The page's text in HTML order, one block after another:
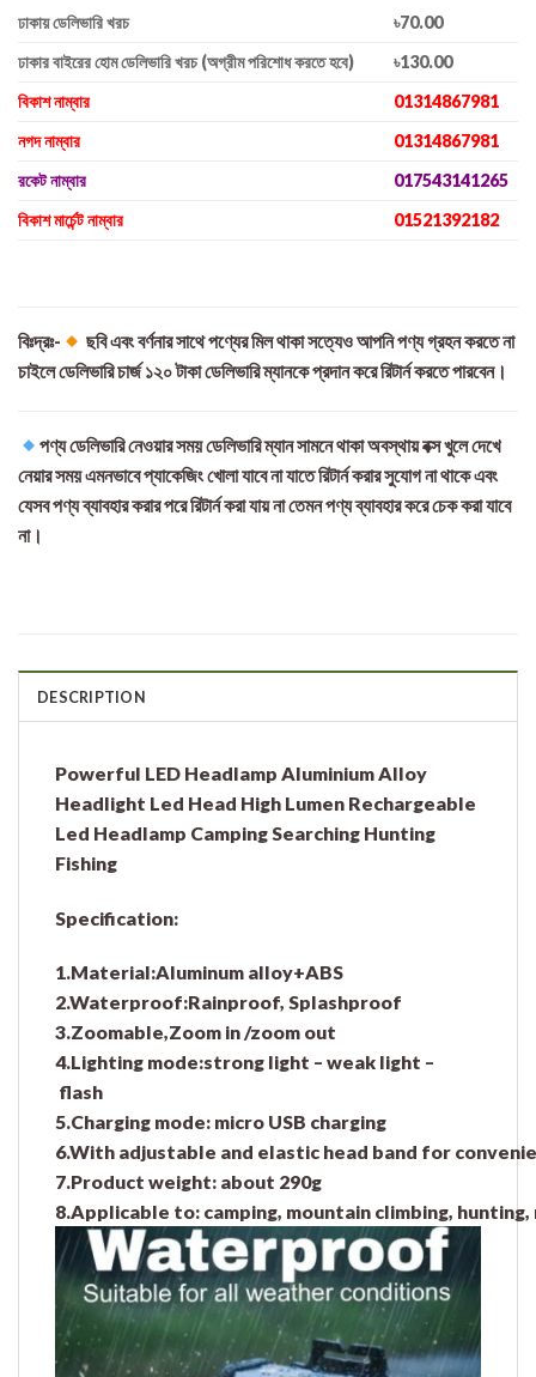
ঢাকায় ডেলিভারি খরচ
৳70.00
ঢাকার বাইরের হোম ডেলিভারি খরচ (অগ্রীম পরিশোধ করতে হবে)
৳130.00
বিকাশ নাম্বার
01314867981
নগদ নাম্বার
01314867981
রকেট নাম্বার
017543141265
বিকাশ মার্চেন্ট নাম্বার
01521392182
বিঃদ্রঃ-
ছবি এবং বর্ণনার সাথে পণ্যের মিল থাকা সত্যেও আপনি পণ্য গ্রহন করতে না
চাইলে ডেলিভারি চার্জ ১২০ টাকা ডেলিভারি ম্যানকে প্রদান করে রিটার্ন করতে পারবেন।
পণ্য ডেলিভারি নেওয়ার সময় ডেলিভারি ম্যান সামনে থাকা অবস্থায় বক্স খুলে দেখে
নেয়ার সময় এমনভাবে প্যাকেজিং খোলা যাবে না যাতে রিটার্ন করার সুযোগ না থাকে এবং
যেসব পণ্য ব্যাবহার করার পরে রিটার্ন করা যায় না তেমন পণ্য ব্যাবহার করে চেক করা যাবে
না।
DESCRIPTION
Powerful LED Headlamp Aluminium Alloy
Headlight Led Head High Lumen Rechargeable
Led Headlamp Camping Searching Hunting
Fishing
Specification:
1.Material:Aluminum alloy+ABS
2.Waterproof:Rainproof, Splashproof
3.Zoomable,Zoom in /zoom out
4.Lighting mode:strong light – weak light –
flash
5.Charging mode: micro USB charging
6.With adjustable and elastic head band for
7.Product weight: about 290g
8.Applicable to: camping, mountain climbing,